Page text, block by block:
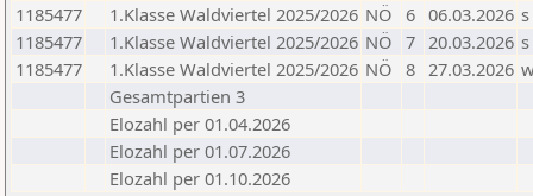
1185477
1.Klasse Waldviertel 2025/2026 NÖ 6 06.03.2026 s
1185477
1.Klasse Waldviertel 2025/2026 NÖ 7 20.03.2026 s
1185477
1.Klasse Waldviertel 2025/2026 NÖ 8 27.03.2026
Gesamtpartien 3
Elozahl per 01.04.2026
Elozahl per 01.07.2026
Elozahl per 01.10.2026